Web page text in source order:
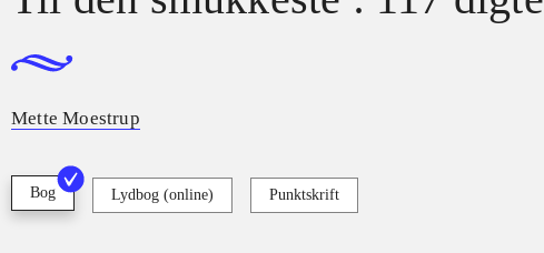
Mette Moestrup
Bog Lydbog (online) Punktskrift